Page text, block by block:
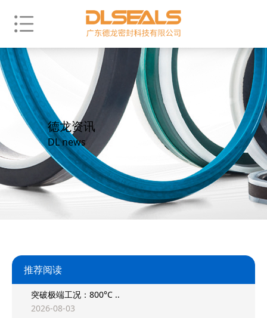
德龙资讯
DL news
推荐阅读
突破极端工况：800°C ..
2026-08-03